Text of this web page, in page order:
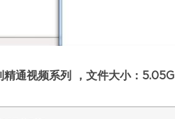
通视频系列 ，文件大小：5.05G